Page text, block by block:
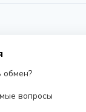
обмен?
вопросы